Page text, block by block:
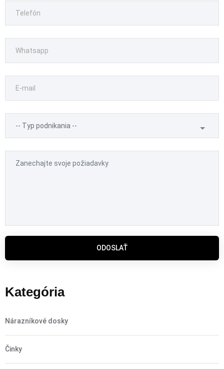
ODOSLAŤ
Kategória
Nárazníkové dosky
Činky